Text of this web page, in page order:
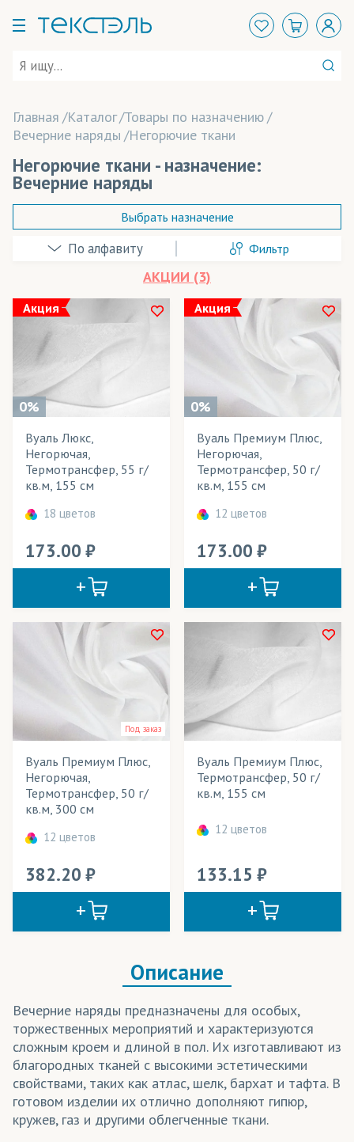
Главная Каталог Товары по назначению
Вечерние наряды Негорючие ткани
Негорючие ткани - назначение:
Вечерние наряды
Арт-объекты
Баннеры
Вечерние наряды
Вывески
Выставочные стенды
Декорации
Жалюзи
Занавесы
Звукоизолирующие конструкции
Зонты
Календари
Картины
Лайтбоксы
Маркизы
Мебель
Мобильные конструкции
Обивка игровых столов
Перетяжки
Плакаты
Платки
Платья
Выбрать назначение
Фильтр
АКЦИИ (3)
В наличии
Да
Весь товар
Розничная цена
Ширина рулона
Плотность
Технология печати
Применение в изделиях
Тип товара
Cостав ткани
Акция
0%
Вуаль Люкс,
Негорючая,
Термотрансфер, 55 г/
кв.м, 155 см
18 цветов
173.00
Акция
0%
Вуаль Премиум Плюс,
Негорючая,
Термотрансфер, 50 г/
кв.м, 155 см
12 цветов
173.00
Под заказ
Вуаль Премиум Плюс,
Негорючая,
Термотрансфер, 50 г/
кв.м, 300 см
12 цветов
382.20
Вуаль Премиум Плюс,
Термотрансфер, 50 г/
кв.м, 155 см
12 цветов
133.15
Описание
Вечерние наряды предназначены для особых,
торжественных мероприятий и характеризуются
сложным кроем и длиной в пол. Их изготавливают из
благородных тканей с высокими эстетическими
свойствами, таких как атлас, шелк, бархат и тафта. В
готовом изделии их отлично дополняют гипюр,
кружев, газ и другими облегченные ткани.